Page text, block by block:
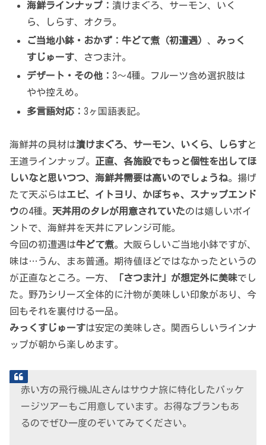
海鮮ラインナップ： 漬けまぐろ、サーモン、いく
ら、しらす、オクラ。
ご当地小鉢・おかず：牛どて煮（初遭遇） 、 みっく
すじゅーす、さつま汁。
デザート・その他：3〜4種。フルーツ含め選択肢は
やや控えめ。
多言語対応：3ヶ国語表記。
海鮮丼の具材は漬けまぐろ、サーモン、いくら、しらすと
王道ラインナップ。 正直、各施設でもっと個性を出してほ
しいなと思いつつ、海鮮丼需要は高いのでしょうね。揚げ
たて天ぷらはエビ、イトヨリ、かぼちゃ、スナップエンド
ウの4種。 天丼用のタレが用意されていたのは嬉しいポイ
ントで、海鮮丼を天丼にアレンジ可能。
今回の初遭遇は牛どて煮。大阪らしいご当地小鉢ですが、
味は…うん、まあ普通。期待値ほどではなかったというの
が正直なところ。一方、
「さつま汁」が想定外に美味でし
た。野乃シリーズ全体的に汁物が美味しい印象があり、今
回もそれを裏付ける一品。
みっくすじゅーすは安定の美味しさ。関西らしいラインナ
ップが朝から楽しめます。
赤い方の飛行機JALさんはサウナ旅に特化したパッケ
ージツアーもご用意しています。お得なプランもあ
るのでぜひ一度のぞいてみてください。